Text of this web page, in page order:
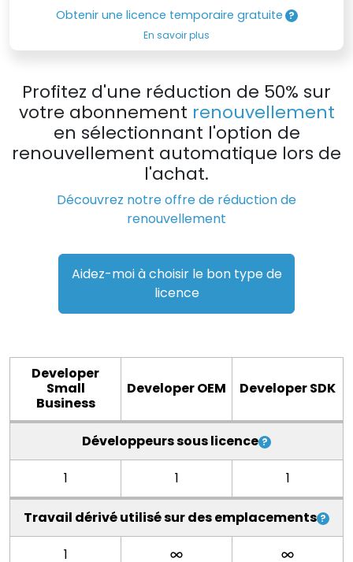
Obtenir une licence temporaire gratuite
En savoir plus
Profitez d'une réduction de 50% sur
votre abonnement renouvellement
en sélectionnant l'option de
renouvellement automatique lors de
l'achat.
Découvrez notre offre de réduction de
renouvellement
Aidez-moi à choisir le bon type de
licence
Developer
Small
Business
Developer OEM Developer SDK
Développeurs sous licence
1 1 1
Travail dérivé utilisé sur des emplacements
1